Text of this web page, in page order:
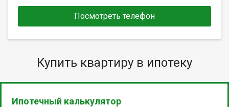
Посмотреть телефон
Купить квартиру в ипотеку
Ипотечный калькулятор